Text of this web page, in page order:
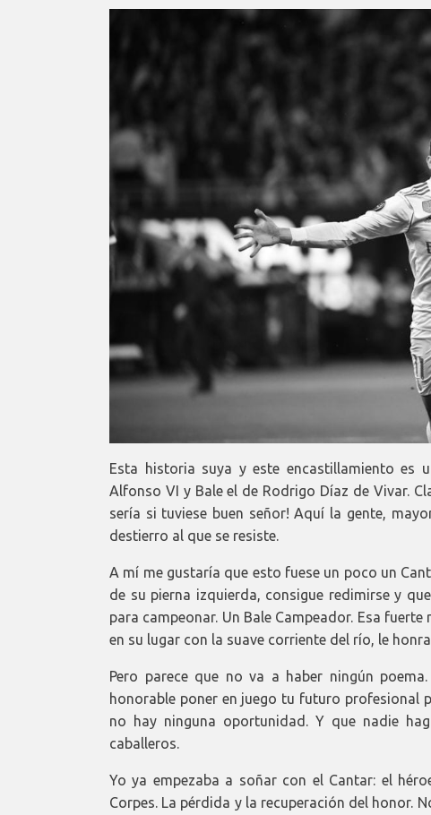
Esta historia suya y este encastillamiento es
Alfonso VI y Bale el de Rodrigo Díaz de Vivar.
sería si tuviese buen señor! Aquí la gente,
destierro al que se resiste.
A mí me gustaría que esto fuese un poco un
de su pierna izquierda, consigue redimirse y
para campeonar. Un Bale Campeador. Esa
en su lugar con la suave corriente del río, le
Pero parece que no va a haber ningún
honorable poner en juego tu futuro profesional
no hay ninguna oportunidad. Y que nadie
caballeros.
Yo ya empezaba a soñar con el Cantar: el
Corpes. La pérdida y la recuperación del honor.